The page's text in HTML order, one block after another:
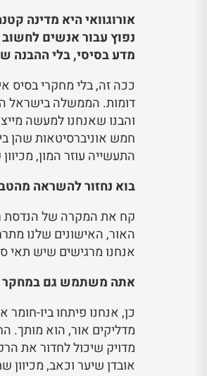
אורוגוואי היא מדינה
נפוץ עבור אנשים
מדע בסיסי, בלי ההבנה
ככה זה, בלי מחקרי בסיס
והבנו שאנחנו למעשה
התעשייה עוזר המון,
בוא נחזור להשראה
קח את המקרה של הנדסת
אנחנו מרגישים שיש תאי
אתה משתמש גם במחקר
מדליקים אור, הוא מותך.
מדויק שיכול לחדור את
אובדן שיער וכאב,